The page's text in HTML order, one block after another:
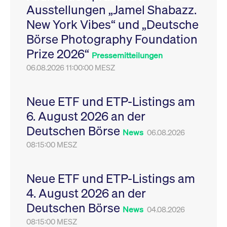
Ausstellungen „Jamel Shabazz.
New York Vibes“ und „Deutsche
Börse Photography Foundation
Prize 2026“ Pressemitteilungen
06.08.2026 11:00:00 MESZ
Neue ETF und ETP-Listings am
6. August 2026 an der
Deutschen Börse News 06.08.2026
08:15:00 MESZ
Neue ETF und ETP-Listings am
4. August 2026 an der
Deutschen Börse News 04.08.2026
08:15:00 MESZ
Leistung der Website
zu messen. Es handelt
sich um ein Muster-
Cookie, bei dem auf
das Präfix _pk_ses
eine kurze Reihe von
VISITOR_PRIVACY_METADATA
YouTube
.youtube.com
6
Monate
Dieses Cookie dient
Speicherung der
Einwilligungs- und
des Nutzers für ihre
Interaktion mit der
Sitzungen geehrt